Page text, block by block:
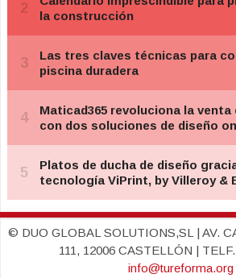
© DUO GLOBAL SOLUTIONS,SL | AV.
111, 12006 CASTELLÓN | TELF.
info@tureforma.org